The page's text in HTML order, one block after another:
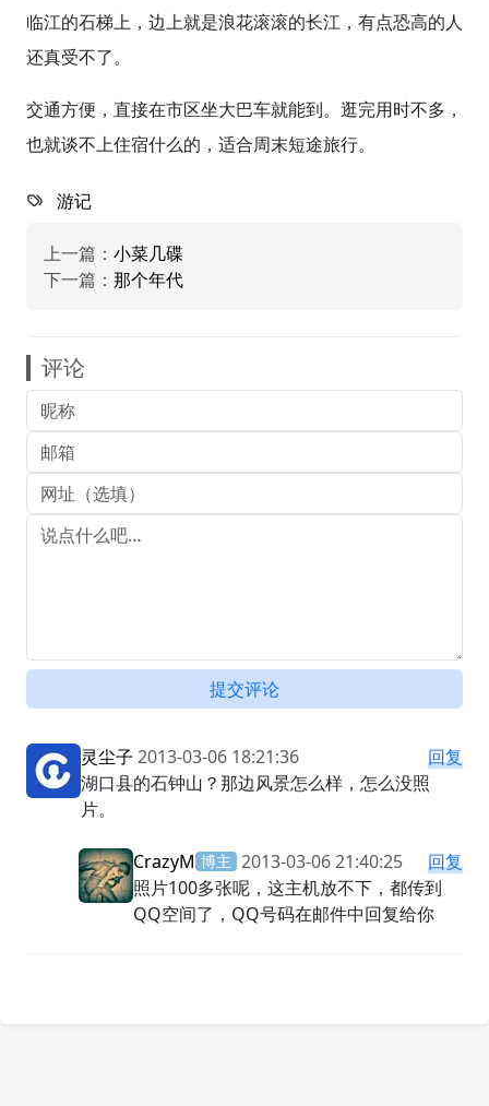
临江的石梯上，边上就是浪花滚滚的长江，有点恐高的人
还真受不了。
交通方便，直接在市区坐大巴车就能到。逛完用时不多，
也就谈不上住宿什么的，适合周末短途旅行。
游记
上一篇： 小菜几碟
下一篇： 那个年代
评论
提交评论
灵尘子 2013-03-06 18:21:36
回复
湖口县的石钟山？那边风景怎么样，怎么没照
片。
CrazyM 博主 2013-03-06 21:40:25
回复
照片100多张呢，这主机放不下，都传到
QQ空间了，QQ号码在邮件中回复给你